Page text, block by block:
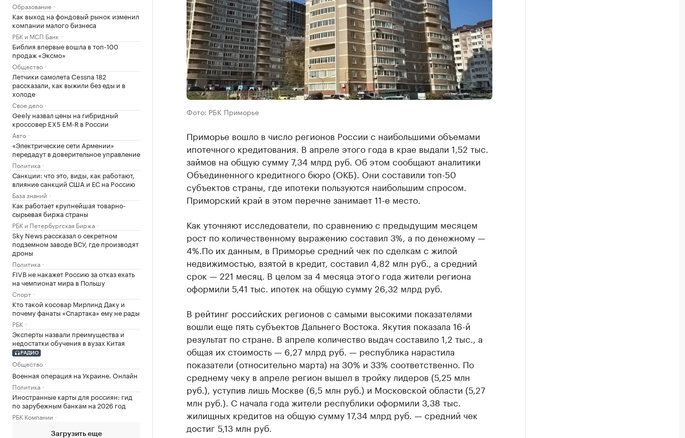
Образование
Как выход на фондовый рынок изменил
компании малого бизнеса
РБК и МСП Банк
Библия впервые вошла в топ-100
продаж «Эксмо»
Общество
Летчики самолета Cessna 182
рассказали, как выжили без еды и в
холоде
Свое дело
Geely назвал цены на гибридный
кроссовер EX5 EM-R в России
Авто
«Электрические сети Армении»
передадут в доверительное управление
Политика
Санкции: что это, виды, как работают,
влияние санкций США и ЕС на Россию
База знаний
Как работает крупнейшая товарно-
сырьевая биржа страны
РБК и Петербургская Биржа
Sky News рассказал о секретном
подземном заводе ВСУ, где производят
дроны
Политика
FIVB не накажет Россию за отказ ехать
на чемпионат мира в Польшу
Спорт
Кто такой косовар Мирлинд Даку и
почему фанаты «Спартака» ему не рады
РБК
Эксперты назвали преимущества и
недостатки обучения в вузах Китая
РАДИО
Общество
Военная операция на Украине. Онлайн
Политика
Иностранные карты для россиян: гид
по зарубежным банкам на 2026 год
РБК Компании
Загрузить еще
Фото: РБК Приморье
Приморье вошло в число регионов России с наибольшими объемами
ипотечного кредитования. В апреле этого года в крае выдали 1,52 тыс.
займов на общую сумму 7,34 млрд руб. Об этом сообщают аналитики
Объединенного кредитного бюро (ОКБ). Они составили топ-50
субъектов страны, где ипотеки пользуются наибольшим спросом.
Приморский край в этом перечне занимает 11-е место.
Как уточняют исследователи, по сравнению с предыдущим месяцем
рост по количественному выражению составил 3%, а по денежному —
4%.По их данным, в Приморье средний чек по сделкам с жилой
недвижимостью, взятой в кредит, составил 4,82 млн руб., а средний
срок — 221 месяц. В целом за 4 месяца этого года жители региона
оформили 5,41 тыс. ипотек на общую сумму 26,32 млрд руб.
В рейтинг российских регионов с самыми высокими показателями
вошли еще пять субъектов Дальнего Востока. Якутия показала 16-й
результат по стране. В апреле количество выдач составило 1,2 тыс., а
общая их стоимость — 6,27 млрд руб. — республика нарастила
показатели (относительно марта) на 30% и 33% соответственно. По
среднему чеку в апреле регион вышел в тройку лидеров (5,25 млн
руб.), уступив лишь Москве (6,5 млн руб.) и Московской области (5,27
млн руб.). С начала года жители республики оформили 3,38 тыс.
жилищных кредитов на общую сумму 17,34 млрд руб. — средний чек
достиг 5,13 млн руб.